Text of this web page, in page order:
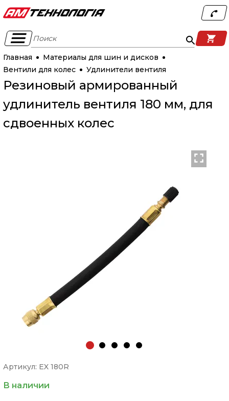
Поиск
Главная
Материалы для шин и дисков
Вентили для колес
Удлинители вентиля
Резиновый армированный
удлинитель вентиля 180 мм, для
сдвоенных колес
Артикул: EX 180R
В наличии